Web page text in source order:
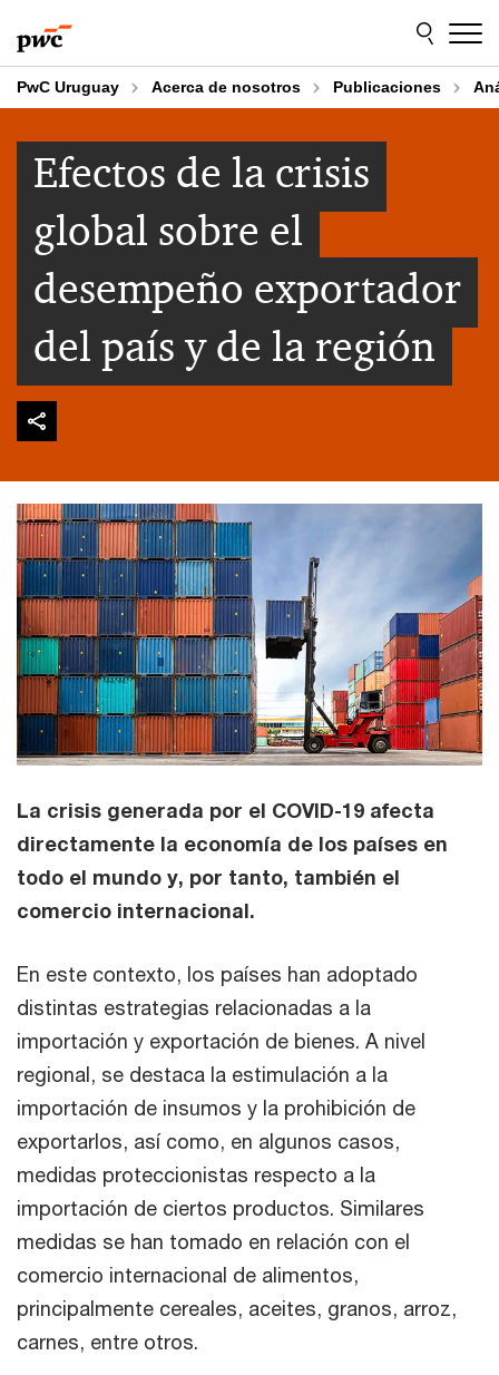
to
content
to
footer
PwC Uruguay Acerca de nosotros Publicaciones
Efectos de la crisis
global sobre el
desempeño exportador
del país y de la región
La crisis generada por el COVID-19 afecta
directamente la economía de los países en
todo el mundo y, por tanto, también el
comercio internacional.
En este contexto, los países han adoptado
distintas estrategias relacionadas a la
importación y exportación de bienes. A nivel
regional, se destaca la estimulación a la
importación de insumos y la prohibición de
exportarlos, así como, en algunos casos,
medidas proteccionistas respecto a la
importación de ciertos productos. Similares
medidas se han tomado en relación con el
comercio internacional de alimentos,
principalmente cereales, aceites, granos, arroz,
carnes, entre otros.